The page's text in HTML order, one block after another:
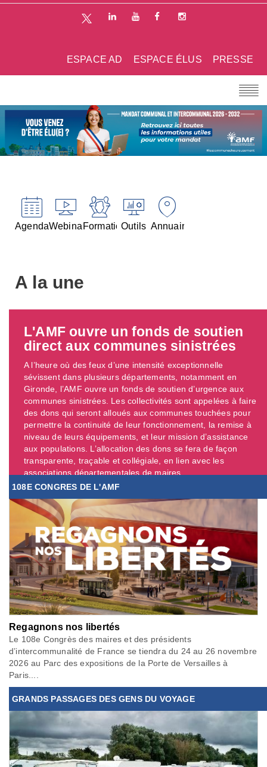
PRESSE
ESPACE ÉLUS
ESPACE AD
AgendaWebinairesFormationsOutils Annuaires
A la une
L'AMF ouvre un fonds de soutien
direct aux communes sinistrées
A l’heure où des feux d’une intensité exceptionnelle
sévissent dans plusieurs départements, notamment en
Gironde, l’AMF ouvre un fonds de soutien d’urgence aux
communes sinistrées. Les collectivités sont appelées à faire
des dons qui seront alloués aux communes touchées pour
permettre la continuité de leur fonctionnement, la remise à
niveau de leurs équipements, et leur mission d’assistance
aux populations. L’allocation des dons se fera de façon
transparente, traçable et collégiale, en lien avec les
associations départementales de maires. ...
108E CONGRES DE L'AMF
Regagnons nos libertés
Le 108e Congrès des maires et des présidents
d’intercommunalité de France se tiendra du 24 au 26 novembre
2026 au Parc des expositions de la Porte de Versailles à
Paris....
GRANDS PASSAGES DES GENS DU VOYAGE